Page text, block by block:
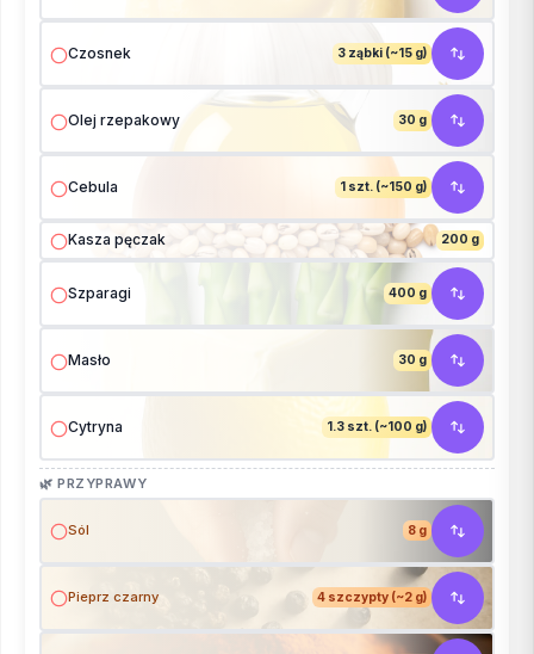
Czosnek 3 ząbki (~15 g)
Olej rzepakowy 30 g
Cebula 1 szt. (~150 g)
Kasza pęczak 200 g
Szparagi 400 g
Masło 30 g
Cytryna 1.3 szt. (~100 g)
🌿 PRZYPRAWY
Sól 8 g
Pieprz czarny 4 szczypty (~2 g)